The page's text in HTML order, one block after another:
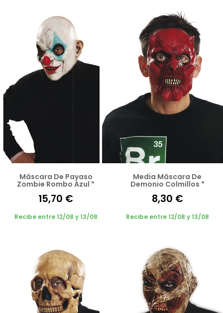
Máscara De Payaso
Zombie Rombo Azul *
15,70 €
Recibe entre 12/08 y 13/08
Media Máscara De
Demonio Colmillos *
8,30 €
Recibe entre 12/08 y 13/08